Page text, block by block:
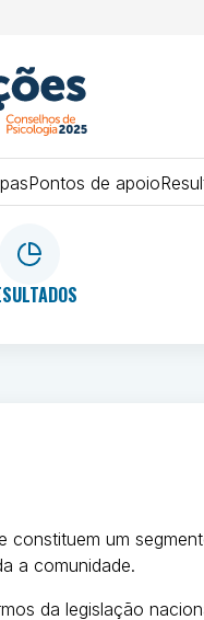
Pontos de apoio
constituem um
a comunidade.
da legislação